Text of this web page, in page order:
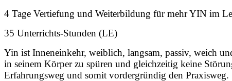
4 Tage Vertiefung und Weiterbildung für mehr YIN im
35 Unterrichts-Stunden (LE)
Yin ist Inneneinkehr, weiblich, langsam, passiv, weich
in seinem Körper zu spüren und gleichzeitig keine
Erfahrungsweg und somit vordergründig den Praxisweg.